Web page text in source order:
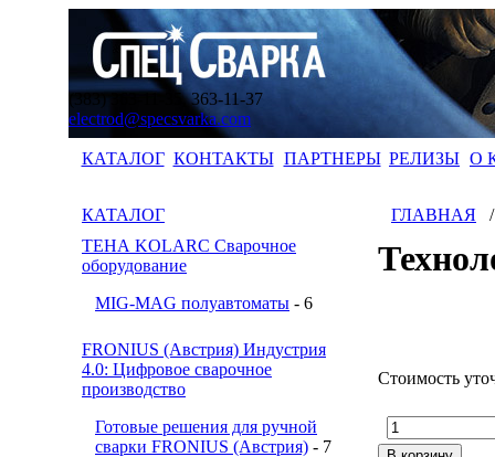
(383) 363-11-35, 363-11-37
electrod@specsvarka.com
КАТАЛОГ КОНТАКТЫ ПАРТНЕРЫ РЕЛИЗЫ О
КАТАЛОГ
ТЕНА KOLARC Сварочное
оборудование
MIG-MAG полуавтоматы - 6
FRONIUS (Австрия) Индустрия
4.0: Цифровое сварочное
производство
Готовые решения для ручной
сварки FRONIUS (Австрия) - 7
ГЛАВНАЯ
Стоимость